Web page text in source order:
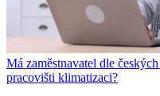
Má zaměstnavatel dle
pracovišti klimatizaci?